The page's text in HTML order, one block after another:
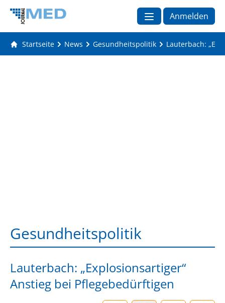
Anmelden
Startseite News Gesundheitspolitik Lauterbach:
Gesundheitspolitik
Lauterbach: „Explosionsartiger“
Anstieg bei Pflegebedürftigen